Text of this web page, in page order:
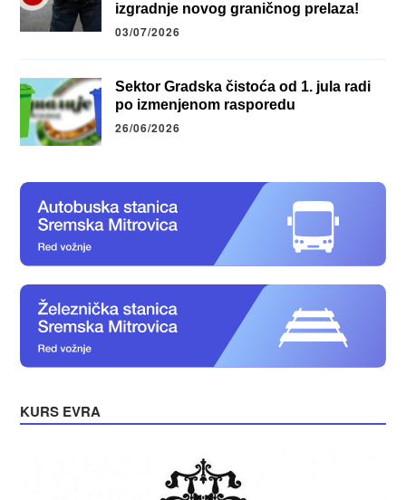
izgradnje novog graničnog prelaza!
03/07/2026
Sektor Gradska čistoća od 1. jula radi
po izmenjenom rasporedu
26/06/2026
KURS EVRA